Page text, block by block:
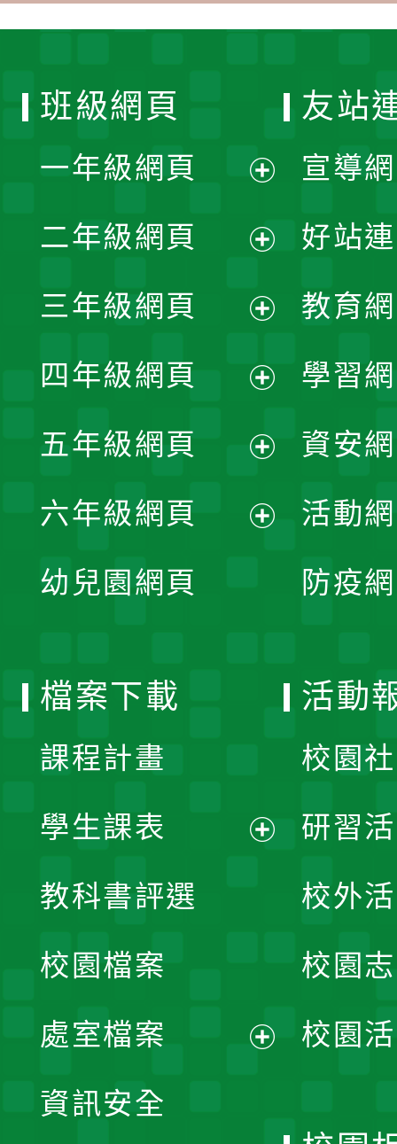
班級網頁
一年級網頁
開
選
單
二年級網頁
開
選
單
三年級網頁
開
選
單
四年級網頁
開
選
五年級網頁
開
六年級網頁
幼兒園網頁
友站
宣導
好站
教育
學習
資安
活動
防疫
檔案下載
課程計畫
學生課表
單
教科書評選
校園檔案
處室檔案
資訊安全
活動
校園
研習
校外
校園
校園